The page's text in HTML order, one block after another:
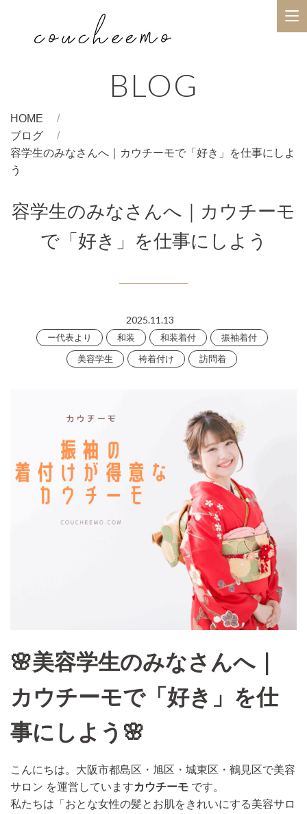
BLOG
HOME
ブログ
容学生のみなさんへ｜カウチーモで「好き」を仕事にしよ
う
容学生のみなさんへ｜カウチーモ
で「好き」を仕事にしよう
2025.11.13
ー代表より 和装 和装着付 振袖着付
美容学生 袴着付け 訪問着
🌸美容学生のみなさんへ｜
カウチーモで「好き」を仕
事にしよう🌸
こんにちは。大阪市都島区・旭区・城東区・鶴見区で美容
サロン を運営していますカウチーモ です。
私たちは「おとな女性の髪とお肌をきれいにする美容サロ